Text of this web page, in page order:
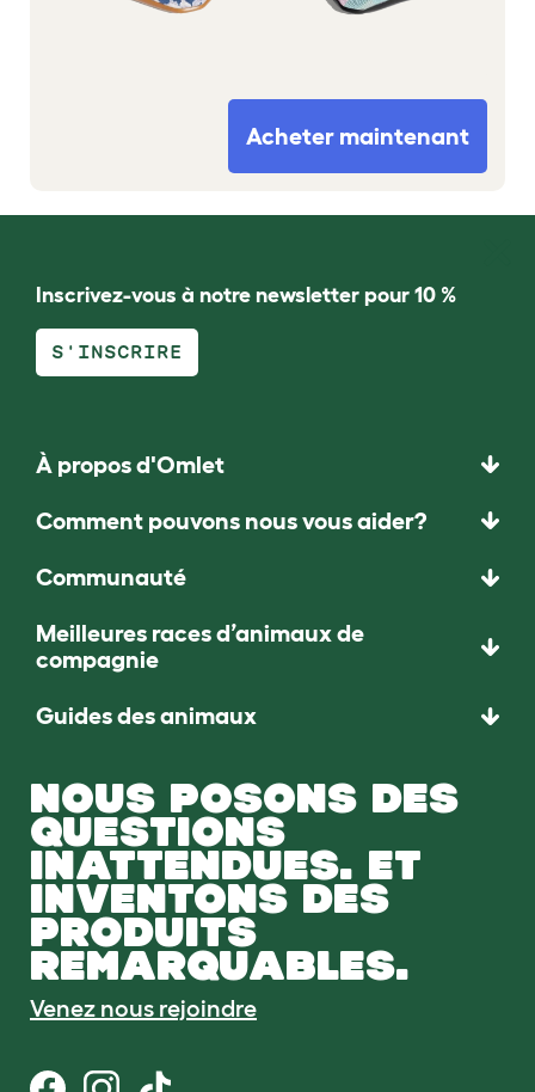
Acheter maintenant
Inscrivez-vous à notre newsletter pour 10 %
S'INSCRIRE
À propos d'Omlet
Comment pouvons nous vous aider?
Communauté
Meilleures races d’animaux de
compagnie
Guides des animaux
NOUS POSONS DES
QUESTIONS
INATTENDUES. ET
INVENTONS DES
PRODUITS
REMARQUABLES.
Venez nous rejoindre